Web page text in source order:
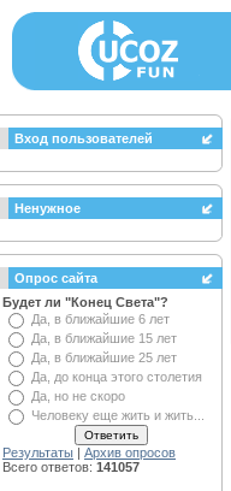
Вход пользователей
Ненужное
Опрос сайта
Будет ли "Конец Света"?
Да, в ближайшие 6 лет
Да, в ближайшие 15 лет
Да, в ближайшие 25 лет
Да, до конца этого столетия
Да, но не скоро
Человеку еще жить и жить...
Результаты | Архив опросов
Всего ответов: 141057